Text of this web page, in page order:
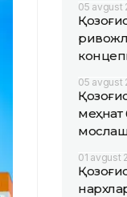
05 avgust
05 avgust
меҳнат
01 avgust